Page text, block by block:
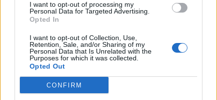
I want to opt-out of processing my
Personal Data for Targeted Advertising.
Opted In
I want to opt-out of Collection, Use,
Retention, Sale, and/or Sharing of my
Personal Data that Is Unrelated with the
Purposes for which it was collected.
Opted Out
CONFIRM